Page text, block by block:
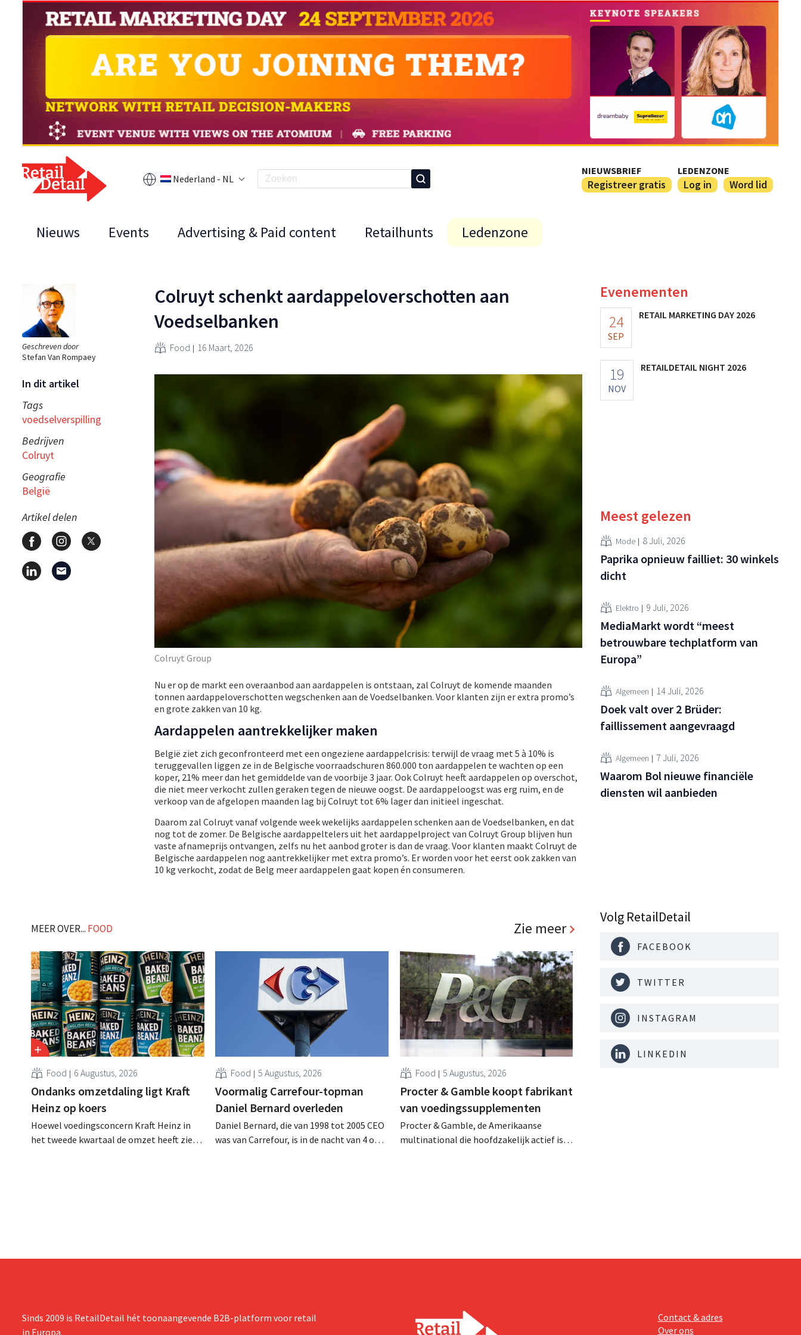
Nederland - NL
NIEUWSBRIEF
Registreer gratis
LEDENZONE
Log in Word lid
Nieuws Events Advertising & Paid content Retailhunts Ledenzone
Geschreven door
Stefan Van Rompaey
In dit artikel
Tags
voedselverspilling
Bedrijven
Colruyt
Geografie
België
Artikel delen
Colruyt schenkt aardappeloverschotten aan
Voedselbanken
Food 16 Maart, 2026
Colruyt Group
Nu er op de markt een overaanbod aan aardappelen is ontstaan, zal Colruyt de komende maanden
tonnen aardappeloverschotten wegschenken aan de Voedselbanken. Voor klanten zijn er extra promo’s
en grote zakken van 10 kg.
Aardappelen aantrekkelijker maken
België ziet zich geconfronteerd met een ongeziene aardappelcrisis: terwijl de vraag met 5 à 10% is
teruggevallen liggen ze in de Belgische voorraadschuren 860.000 ton aardappelen te wachten op een
koper, 21% meer dan het gemiddelde van de voorbije 3 jaar. Ook Colruyt heeft aardappelen op overschot,
die niet meer verkocht zullen geraken tegen de nieuwe oogst. De aardappeloogst was erg ruim, en de
verkoop van de afgelopen maanden lag bij Colruyt tot 6% lager dan initieel ingeschat. ​
Daarom zal Colruyt vanaf volgende week wekelijks aardappelen schenken aan de Voedselbanken, en dat
nog tot de zomer. De Belgische aardappeltelers uit het aardappelproject van Colruyt Group blijven hun
vaste afnameprijs ontvangen, zelfs nu het aanbod groter is dan de vraag. Voor klanten maakt Colruyt de
Belgische aardappelen nog aantrekkelijker met extra promo’s. Er worden voor het eerst ook zakken van
10 kg verkocht, zodat de Belg meer aardappelen gaat kopen én consumeren.
MEER OVER... FOOD Zie meer
Food 6 Augustus, 2026
Ondanks omzetdaling ligt Kraft
Heinz op koers
Hoewel voedingsconcern Kraft Heinz in
het tweede kwartaal de omzet heeft zien
Food 5 Augustus, 2026
Voormalig Carrefour-topman
Daniel Bernard overleden
Daniel Bernard, die van 1998 tot 2005 CEO
was van Carrefour, is in de nacht van 4 op 5
Food 5 Augustus, 2026
Procter & Gamble koopt fabrikant
van voedingssupplementen
Procter & Gamble, de Amerikaanse
multinational die hoofdzakelijk actief is in
Evenementen
24
SEP
RETAIL MARKETING DAY 2026
19
NOV
RETAILDETAIL NIGHT 2026
Meest gelezen
Mode 8 Juli, 2026
Paprika opnieuw failliet: 30 winkels
dicht
Elektro 9 Juli, 2026
MediaMarkt wordt “meest
betrouwbare techplatform van
Europa”
Algemeen 14 Juli, 2026
Doek valt over 2 Brüder:
faillissement aangevraagd
Algemeen 7 Juli, 2026
Waarom Bol nieuwe financiële
diensten wil aanbieden
Volg RetailDetail
FACEBOOK
TWITTER
INSTAGRAM
LINKEDIN
Sinds 2009 is RetailDetail hét toonaangevende B2B-platform voor retail
in Europa.
Contact & adres
Over ons